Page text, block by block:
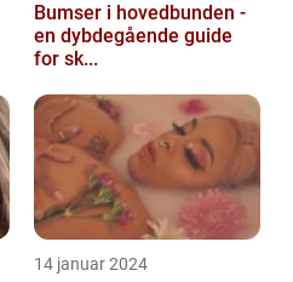
Bumser i hovedbunden -
en dybdegående guide
for sk...
14 januar 2024